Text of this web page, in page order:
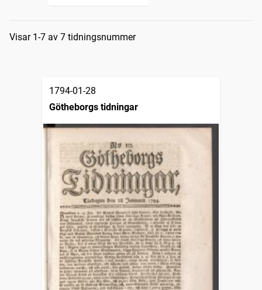
Sökresultat
Visar 1-7 av 7 tidningsnummer
1794-01-28
Götheborgs tidningar